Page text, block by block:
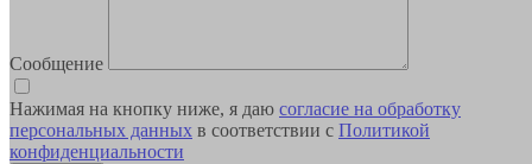
Сообщение
Нажимая на кнопку ниже, я даю согласие на обработку
персональных данных в соответствии с Политикой
конфиденциальности